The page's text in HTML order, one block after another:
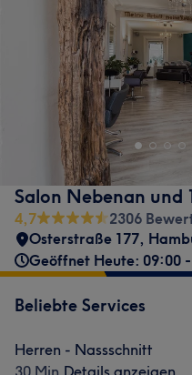
Salon Nebenan und
4,7
2306
Osterstraße 177,
Geöffnet Heute: 09:00
Beliebte Services
Herren - Nassschnitt
30 Min.Details anzeigen